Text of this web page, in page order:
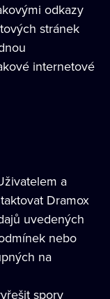
odkazy
stránek
internetové
a
Dramox
uvedených
nebo
na
spory